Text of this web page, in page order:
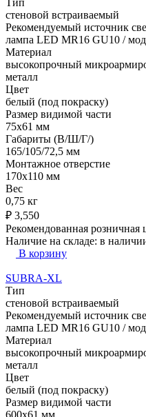
Тип
стеновой встраиваемый
Рекомендуемый источник
лампа LED MR16 GU10 /
Материал
высокопрочный
металл
Цвет
белый (под покраску)
Размер видимой части
75х61 мм
Габариты (В/Ш/Г/)
165/105/72,5 мм
Монтажное отверстие
170х110 мм
Вес
0,75 кг
₽ 3,550
Рекомендованная розничная
Наличие на складе: в
В корзину
SUBRA-XL
Тип
стеновой встраиваемый
Рекомендуемый источник
лампа LED MR16 GU10 /
Материал
высокопрочный
металл
Цвет
белый (под покраску)
Размер видимой части
600х61 мм